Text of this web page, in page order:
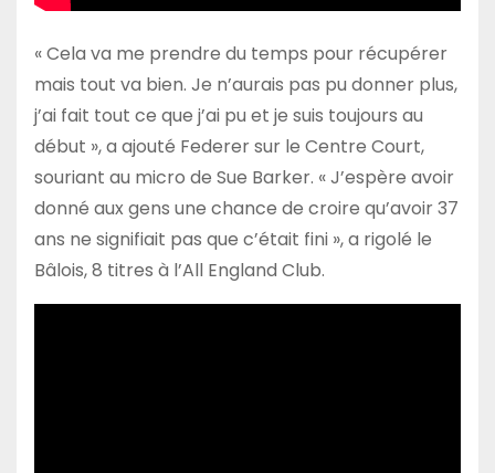
« Cela va me prendre du temps pour récupérer
mais tout va bien. Je n’aurais pas pu donner plus,
j’ai fait tout ce que j’ai pu et je suis toujours au
début », a ajouté Federer sur le Centre Court,
souriant au micro de Sue Barker. « J’espère avoir
donné aux gens une chance de croire qu’avoir 37
ans ne signifiait pas que c’était fini », a rigolé le
Bâlois, 8 titres à l’All England Club.